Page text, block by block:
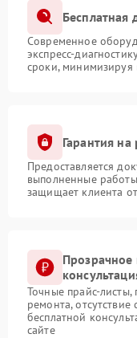
Бесплатная
Современное
экспресс-
сроки, минимизируя
Гарантия на
Предоставляется
выполненные
защищает клиента
Прозрачное
Точные прайс-листы,
ремонта,
бесплатной
сайте